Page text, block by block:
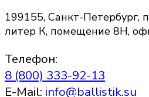
199155, Санкт-Петербург,
литер К, помещение 8Н,
Телефон:
8 (800) 333-92-13
E-Mail: info@ballistik.su